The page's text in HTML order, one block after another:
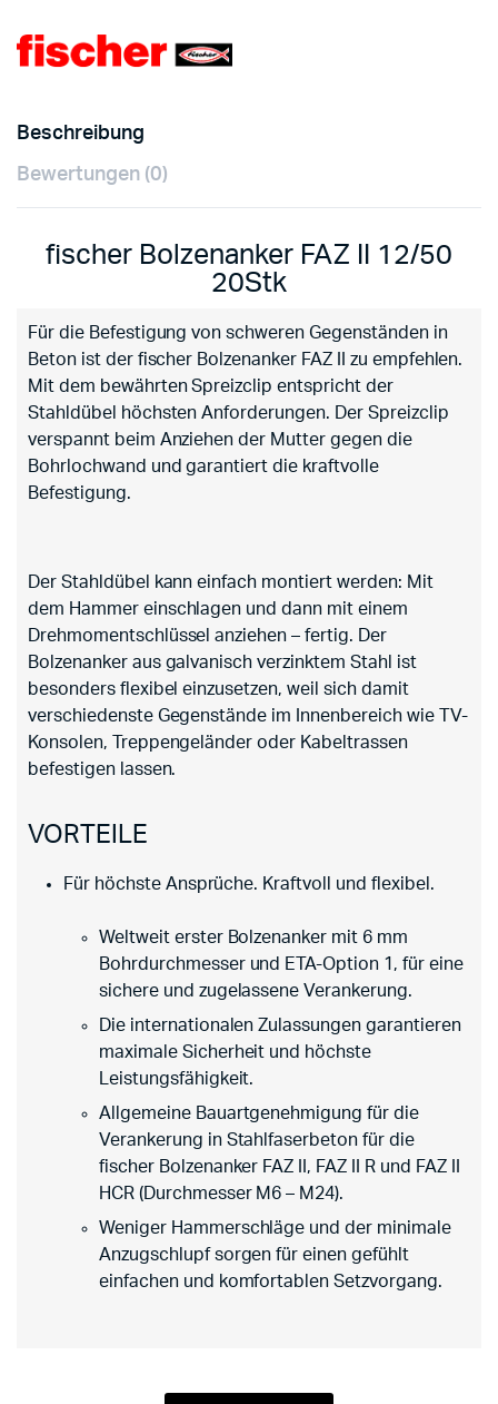
Beschreibung
Bewertungen (0)
fischer Bolzenanker FAZ II 12/50
20Stk
Für die Befestigung von schweren Gegenständen in
Beton ist der fischer Bolzenanker FAZ II zu empfehlen.
Mit dem bewährten Spreizclip entspricht der
Stahldübel höchsten Anforderungen. Der Spreizclip
verspannt beim Anziehen der Mutter gegen die
Bohrlochwand und garantiert die kraftvolle
Befestigung.
Der Stahldübel kann einfach montiert werden: Mit
dem Hammer einschlagen und dann mit einem
Drehmomentschlüssel anziehen – fertig. Der
Bolzenanker aus galvanisch verzinktem Stahl ist
besonders flexibel einzusetzen, weil sich damit
verschiedenste Gegenstände im Innenbereich wie TV-
Konsolen, Treppengeländer oder Kabeltrassen
befestigen lassen.
VORTEILE
Für höchste Ansprüche. Kraftvoll und flexibel.
Weltweit erster Bolzenanker mit 6 mm
Bohrdurchmesser und ETA-Option 1, für eine
sichere und zugelassene Verankerung.
Die internationalen Zulassungen garantieren
maximale Sicherheit und höchste
Leistungsfähigkeit.
Allgemeine Bauartgenehmigung für die
Verankerung in Stahlfaserbeton für die
fischer Bolzenanker FAZ II, FAZ II R und FAZ II
HCR (Durchmesser M6 – M24).
Weniger Hammerschläge und der minimale
Anzugschlupf sorgen für einen gefühlt
einfachen und komfortablen Setzvorgang.